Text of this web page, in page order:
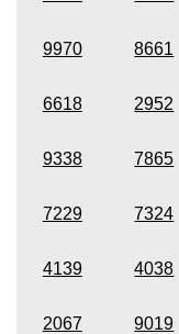
9970 8661
6618 2952
9338 7865
7229 7324
4139 4038
2067 9019